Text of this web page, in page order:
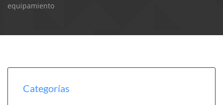
equipamiento
Categorías